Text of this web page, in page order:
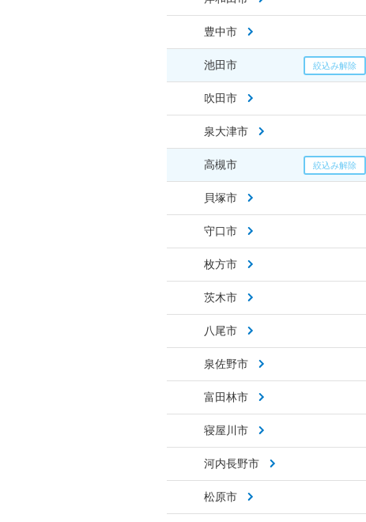
豊中市
池田市
吹田市
泉大津市
高槻市
貝塚市
守口市
枚方市
茨木市
八尾市
泉佐野市
富田林市
寝屋川市
河内長野市
松原市